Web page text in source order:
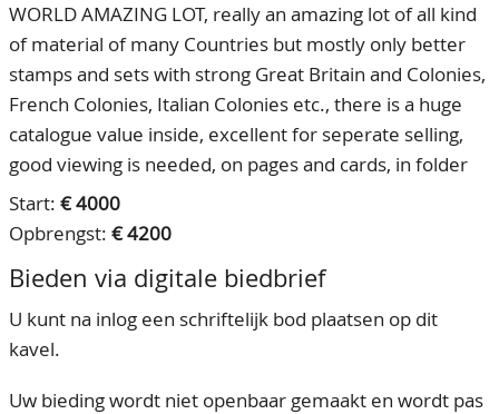
WORLD AMAZING LOT, really an amazing lot of all kind
of material of many Countries but mostly only better
stamps and sets with strong Great Britain and Colonies,
French Colonies, Italian Colonies etc., there is a huge
catalogue value inside, excellent for seperate selling,
good viewing is needed, on pages and cards, in folder
Start: € 4000
Opbrengst: € 4200
Bieden via digitale biedbrief
U kunt na inlog een schriftelijk bod plaatsen op dit
kavel.
Uw bieding wordt niet openbaar gemaakt en wordt pas